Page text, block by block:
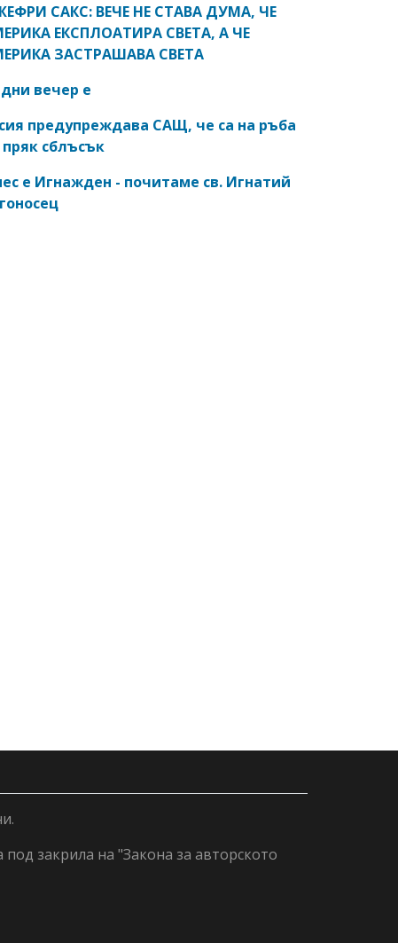
САКС: ВЕЧЕ НЕ СТАВА ДУМА, ЧЕ
ЕКСПЛОАТИРА СВЕТА, А ЧЕ
ЗАСТРАШАВА СВЕТА
вечер е
предупреждава САЩ, че са на ръба
пряк сблъсък
е Игнажден - почитаме св. Игнатий
закрила на "Закона за авторското